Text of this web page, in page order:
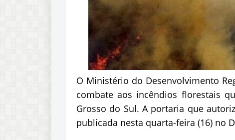
O Ministério do Desenvolvimento
combate aos incêndios florestais
Grosso do Sul. A portaria que
publicada nesta quarta-feira (16) no